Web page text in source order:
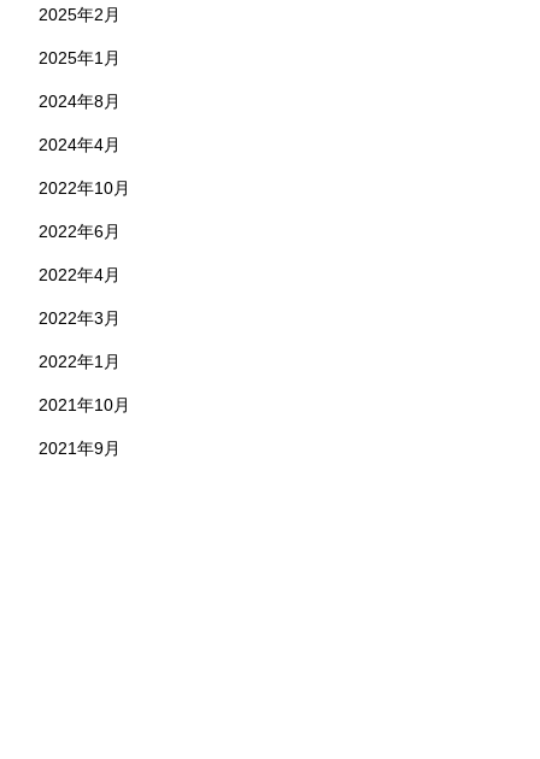
2025年2月
2025年1月
2024年8月
2024年4月
2022年10月
2022年6月
2022年4月
2022年3月
2022年1月
2021年10月
2021年9月